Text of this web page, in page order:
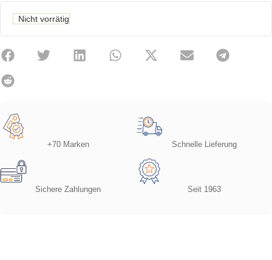
Nicht vorrätig
+70 Marken Schnelle Lieferung
Sichere Zahlungen Seit 1963